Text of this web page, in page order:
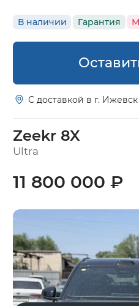
В наличии Гарантия
С доставкой в г. Ижевск
Zeekr 8X
Ultra
11 800 000 ₽